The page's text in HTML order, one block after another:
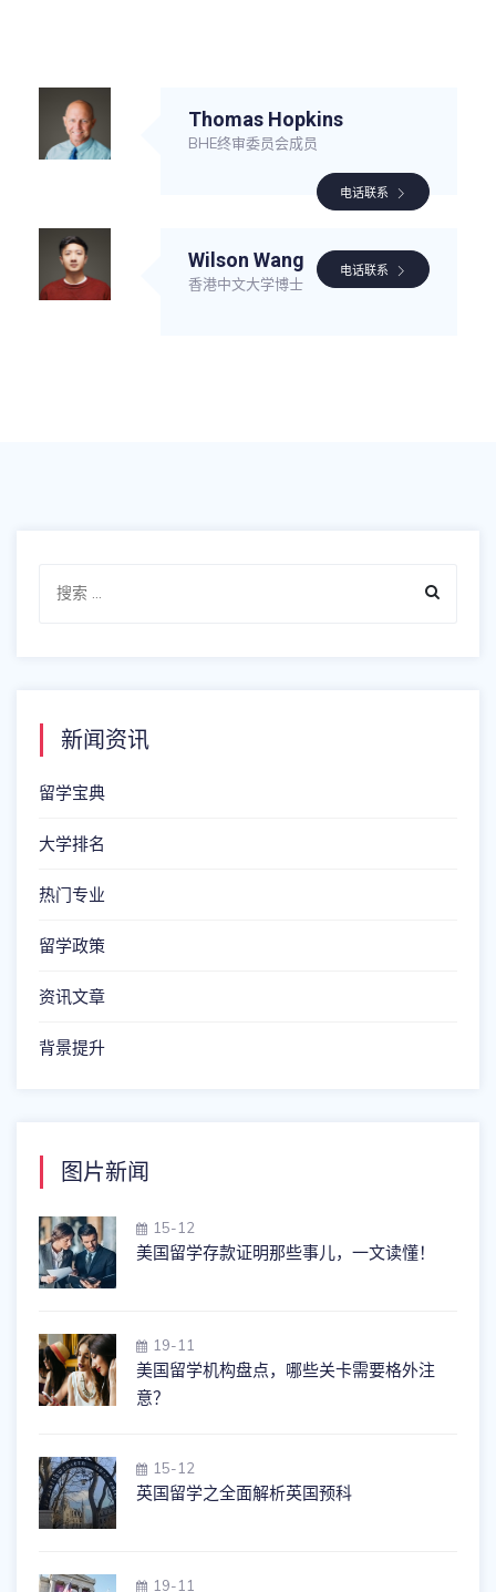
Thomas Hopkins
BHE终审委员会成员
电话联系
Wilson Wang
香港中文大学博士
电话联系
新闻资讯
留学宝典
大学排名
热门专业
留学政策
资讯文章
背景提升
图片新闻
15-12
美国留学存款证明那些事儿，一文读懂！
19-11
美国留学机构盘点，哪些关卡需要格外注
意？
15-12
英国留学之全面解析英国预科
19-11